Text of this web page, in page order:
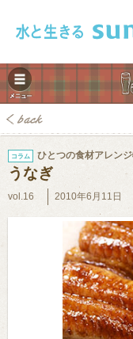
コラム ひとつの食材アレン
うなぎ
vol.16 2010年6月11日